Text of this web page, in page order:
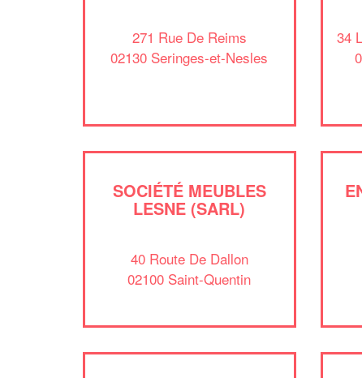
271 Rue De Reims
02130 Seringes-et-Nesles
34
SOCIÉTÉ MEUBLES
LESNE (SARL)
40 Route De Dallon
02100 Saint-Quentin